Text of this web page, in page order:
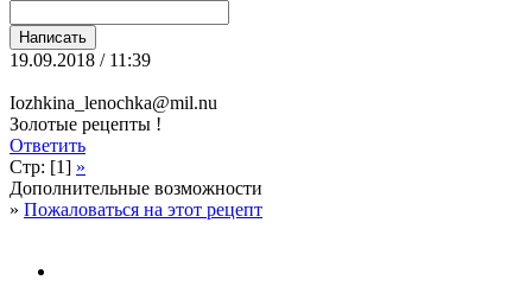
19.09.2018 / 11:39
Iozhkina_lenochka@mil.nu
Золотые рецепты !
Ответить
Стр: [1] »
Дополнительные возможности
» Пожаловаться на этот рецепт